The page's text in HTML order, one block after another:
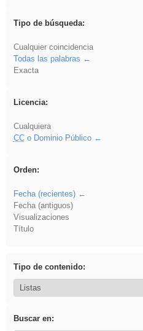
Tipo de búsqueda:
Cualquier coincidencia
Todas las palabras
Exacta
Licencia:
Cualquiera
CCo Dominio Público
Orden:
Fecha (recientes)
Fecha (antiguos)
Visualizaciones
Título
Tipo de contenido:
Buscar en: